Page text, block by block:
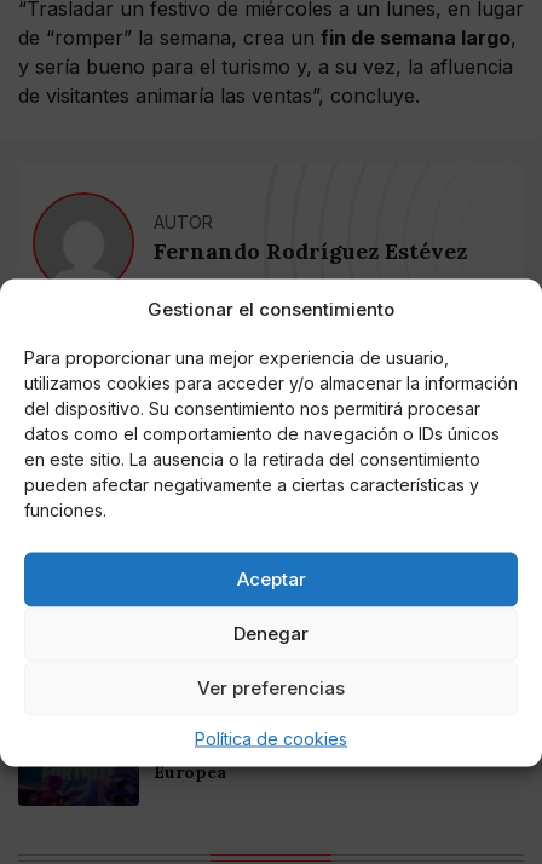
Gestionar el consentimiento
Para proporcionar una mejor experiencia de usuario,
utilizamos cookies para acceder y/o almacenar la información
del dispositivo. Su consentimiento nos permitirá procesar
datos como el comportamiento de navegación o IDs únicos
en este sitio. La ausencia o la retirada del consentimiento
pueden afectar negativamente a ciertas características y
funciones.
Aceptar
Denegar
Ver preferencias
Política de cookies
“Trasladar un festivo de miércoles a un lunes, en lugar
de “romper” la semana, crea un fin de semana largo,
y sería bueno para el turismo y, a su vez, la afluencia
de visitantes animaría las ventas”, concluye.
AUTOR
Fernando Rodríguez Estévez
Noticias relacionadas
Online Casino
Mejores Cripto Casinos Online en
Colombia 2025: Bitcoin Casinos
Criptomonedas en Argentina 2025
Online Casino
Mejores casinos online con
Entretenimiento
Fortnite regresa para iOS en la Unión
Europea